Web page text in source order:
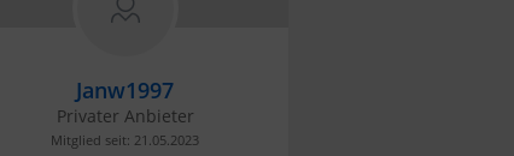
Janw1997
Privater Anbieter
Mitglied seit: 21.05.2023